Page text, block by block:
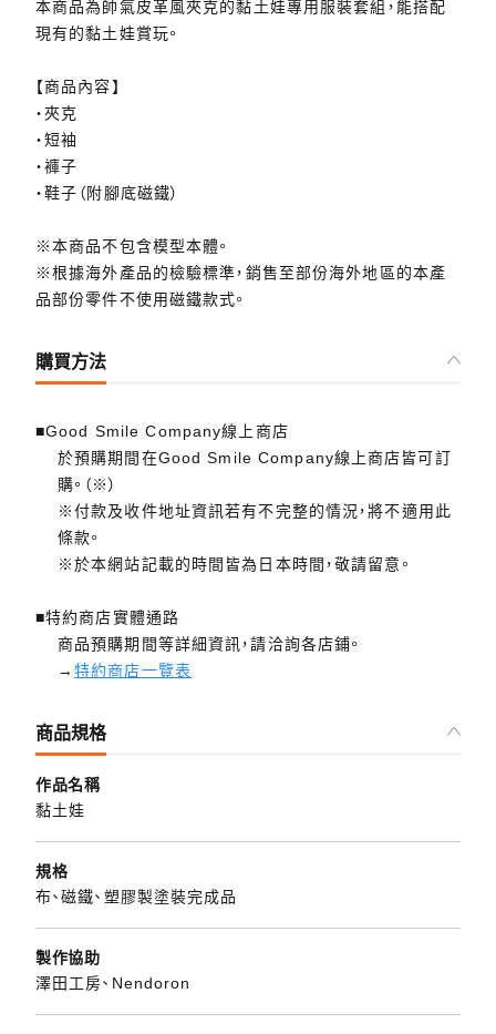
本商品為帥氣皮革風夾克的黏土娃專用服裝套組，能搭配
現有的黏土娃賞玩。
【商品內容】
・夾克
・短袖
・褲子
・鞋子（附腳底磁鐵）
※本商品不包含模型本體。
※根據海外產品的檢驗標準，銷售至部份海外地區的本產
品部份零件不使用磁鐵款式。
購買方法
■Good Smile Company線上商店
於預購期間在Good Smile Company線上商店皆可訂
購。（※）
※付款及收件地址資訊若有不完整的情況，將不適用此
條款。
※於本網站記載的時間皆為日本時間，敬請留意。
■特約商店實體通路
商品預購期間等詳細資訊，請洽詢各店鋪。
→特約商店一覽表
商品規格
作品名稱
黏土娃
規格
布、磁鐵、塑膠製塗裝完成品
製作協助
澤田工房、Nendoron